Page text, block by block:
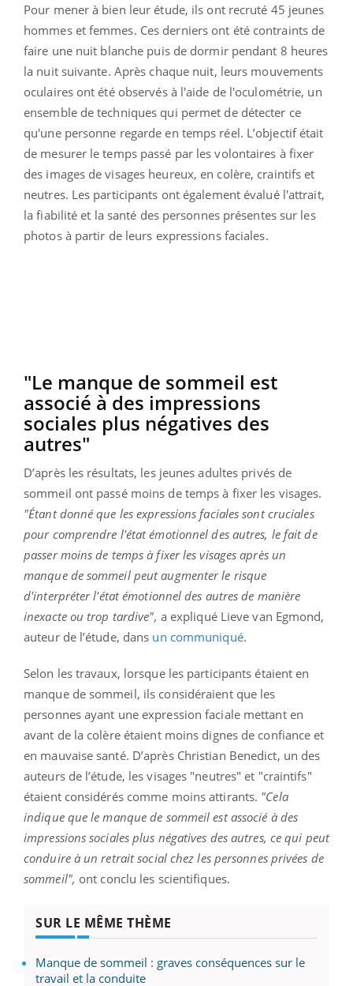
Pour mener à bien leur étude, ils ont recruté 45 jeunes
hommes et femmes. Ces derniers ont été contraints de
faire une nuit blanche puis de dormir pendant 8 heures
la nuit suivante. Après chaque nuit, leurs mouvements
oculaires ont été observés à l'aide de l'oculométrie, un
ensemble de techniques qui permet de détecter ce
qu'une personne regarde en temps réel. L’objectif était
de mesurer le temps passé par les volontaires à fixer
des images de visages heureux, en colère, craintifs et
neutres. Les participants ont également évalué l'attrait,
la fiabilité et la santé des personnes présentes sur les
photos à partir de leurs expressions faciales.
"Le manque de sommeil est
associé à des impressions
sociales plus négatives des
autres"
D’après les résultats, les jeunes adultes privés de
sommeil ont passé moins de temps à fixer les visages.
"Étant donné que les expressions faciales sont cruciales
pour comprendre l'état émotionnel des autres, le fait de
passer moins de temps à fixer les visages après un
manque de sommeil peut augmenter le risque
d'interpréter l'état émotionnel des autres de manière
inexacte ou trop tardive", a expliqué Lieve van Egmond,
auteur de l’étude, dans un communiqué.
Selon les travaux, lorsque les participants étaient en
manque de sommeil, ils considéraient que les
personnes ayant une expression faciale mettant en
avant de la colère étaient moins dignes de confiance et
en mauvaise santé. D’après Christian Benedict, un des
auteurs de l’étude, les visages "neutres" et "craintifs"
étaient considérés comme moins attirants. "Cela
indique que le manque de sommeil est associé à des
impressions sociales plus négatives des autres, ce qui peut
conduire à un retrait social chez les personnes privées de
sommeil", ont conclu les scientifiques.
SUR LE MÊME THÈME
Manque de sommeil : graves conséquences sur le
travail et la conduite